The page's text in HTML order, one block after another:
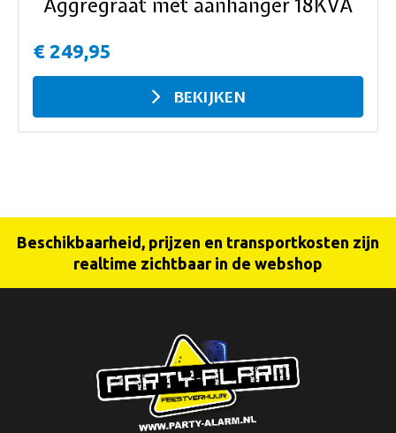
Aggregraat met aanhanger 18KVA
€ 249,95
BEKIJKEN
Beschikbaarheid, prijzen en transportkosten zijn
realtime zichtbaar in de webshop